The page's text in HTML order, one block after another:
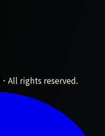
．All rights reserved.